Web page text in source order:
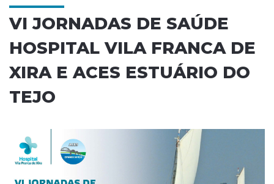
VI JORNADAS DE SAÚDE
HOSPITAL VILA FRANCA DE
XIRA E ACES ESTUÁRIO DO
TEJO